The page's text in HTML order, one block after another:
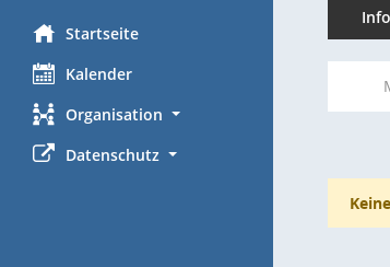
Startseite
Kalender
Organisation
Datenschutz